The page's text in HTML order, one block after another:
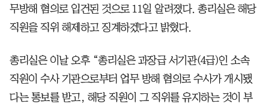
무방해 혐의로 입건된 것으로 11일 알려졌다. 총리실은 해당
직원을 직위 해제하고 징계하겠다고 밝혔다.
총리실은 이날 오후 “총리실은 과장급 서기관(4급)인 소속
직원이 수사 기관으로부터 업무 방해 혐의로 수사가 개시됐
다는 통보를 받고, 해당 직원이 그 직위를 유지하는 것이 부